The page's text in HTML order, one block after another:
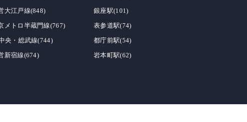
大江戸線(848)
メトロ半蔵門線(767)
央・総武線(744)
新宿線(674)
銀座駅(101)
表参道駅(74)
都庁前駅(54)
岩本町駅(62)